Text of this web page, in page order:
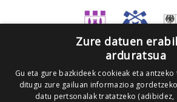
Zure datuen
arduratsua
Gu eta gure bazkideek cookieak eta
ditugu zure gailuan informazioa
datu pertsonalak tratatzeko (adibidez,